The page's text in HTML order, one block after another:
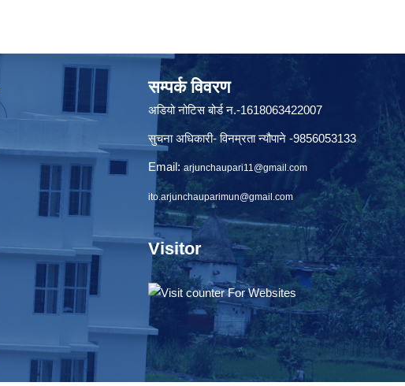
सम्पर्क विवरण
अडियो नोटिस बोर्ड न.-1618063422007
सुचना अधिकारी- विनम्रता न्यौपाने -9856053133
Email: arjunchaupari11@gmail.com
ito.arjunchauparimun@gmail.com
Visitor